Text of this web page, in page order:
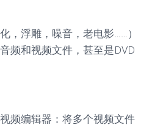
，浮雕，噪音，老电影……）
频和视频文件，甚至是DVD
频编辑器：将多个视频文件